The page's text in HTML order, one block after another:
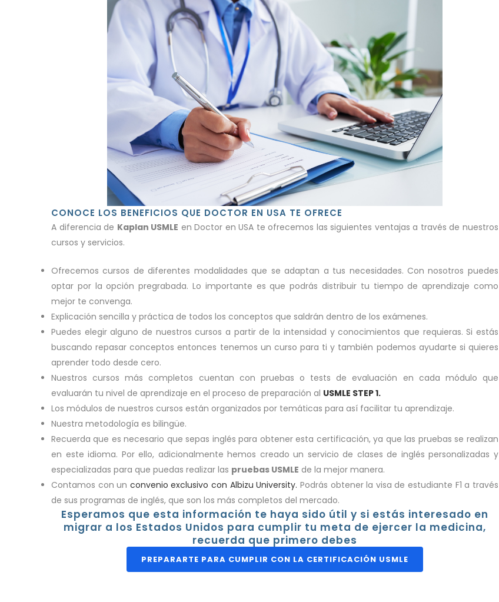
CONOCE LOS BENEFICIOS QUE DOCTOR EN USA TE OFRECE
A diferencia de Kaplan USMLE en Doctor en USA te ofrecemos las siguientes ventajas a través de nuestros
cursos y servicios.
Ofrecemos cursos de diferentes modalidades que se adaptan a tus necesidades. Con nosotros puedes
optar por la opción pregrabada. Lo importante es que podrás distribuir tu tiempo de aprendizaje como
mejor te convenga.
Explicación sencilla y práctica de todos los conceptos que saldrán dentro de los exámenes.
Puedes elegir alguno de nuestros cursos a partir de la intensidad y conocimientos que requieras. Si estás
buscando repasar conceptos entonces tenemos un curso para ti y también podemos ayudarte si quieres
aprender todo desde cero.
Nuestros cursos más completos cuentan con pruebas o tests de evaluación en cada módulo que
evaluarán tu nivel de aprendizaje en el proceso de preparación al USMLE STEP 1.
Los módulos de nuestros cursos están organizados por temáticas para así facilitar tu aprendizaje.
Nuestra metodología es bilingüe.
Recuerda que es necesario que sepas inglés para obtener esta certificación, ya que las pruebas se realizan
en este idioma. Por ello, adicionalmente hemos creado un servicio de clases de inglés personalizadas y
especializadas para que puedas realizar las pruebas USMLE de la mejor manera.
Contamos con un convenio exclusivo con Albizu University. Podrás obtener la visa de estudiante F1 a través
de sus programas de inglés, que son los más completos del mercado.
Esperamos que esta información te haya sido útil y si estás interesado en
migrar a los Estados Unidos para cumplir tu meta de ejercer la medicina,
recuerda que primero debes
PREPARARTE PARA CUMPLIR CON LA CERTIFICACIÓN USMLE